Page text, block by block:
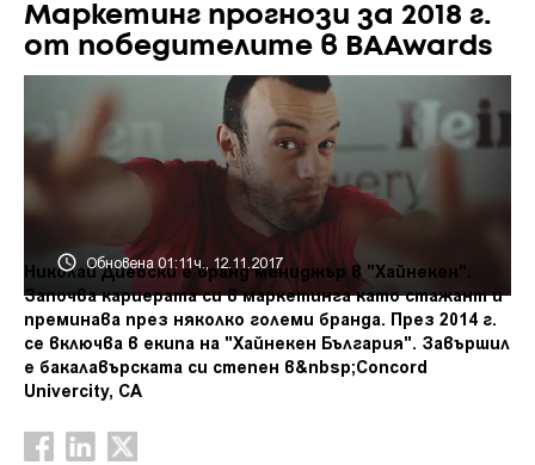
Маркетинг прогнози за 2018 г.
от победителите в BAAwards
Обновена 01:11ч., 12.11.2017
Николай Диевски е бранд мениджър в "Хайнекен".
Започва кариерата си в маркетинга като стажант и
преминава през няколко големи бранда. През 2014 г.
се включва в екипа на "Хайнекен България". Завършил
е бакалавърската си степен в&nbsp;Concord
Univercity, СА